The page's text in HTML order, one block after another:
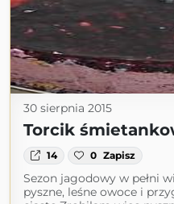
30 sierpnia 2015
Torcik
14 0 Zapisz
Sezon jagodowy w pełni
pyszne, leśne owoce i